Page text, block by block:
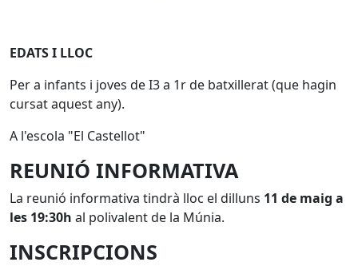
EDATS I LLOC
Per a infants i joves de I3 a 1r de batxillerat (que hagin
cursat aquest any).
A l'escola "El Castellot"
REUNIÓ INFORMATIVA
La reunió informativa tindrà lloc el dilluns 11 de maig a
les 19:30h al polivalent de la Múnia.
INSCRIPCIONS